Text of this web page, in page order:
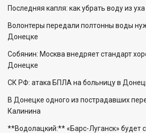
Последняя капля: как убрать воду из
Волонтеры передали полтонны воды
Донецке
Собянин: Москва внедряет стандарт
Донецке
СК РФ: атака БПЛА на больницу в
В Донецке одного из пострадавших
Калинина
**Водолацкий:** «Барс-Луганск» будет